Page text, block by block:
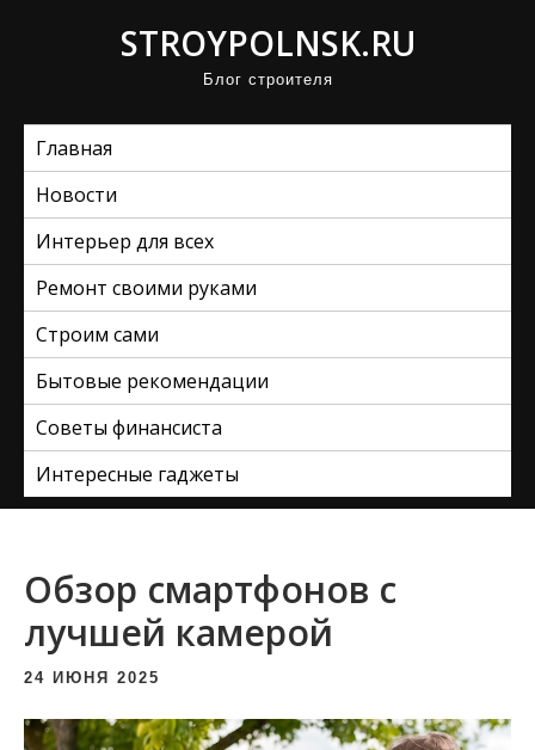
STROYPOLNSK.RU
Блог строителя
Главная
Новости
Интерьер для всех
Ремонт своими руками
Строим сами
Бытовые рекомендации
Советы финансиста
Интересные гаджеты
Обзор смартфонов с
лучшей камерой
24 ИЮНЯ 2025